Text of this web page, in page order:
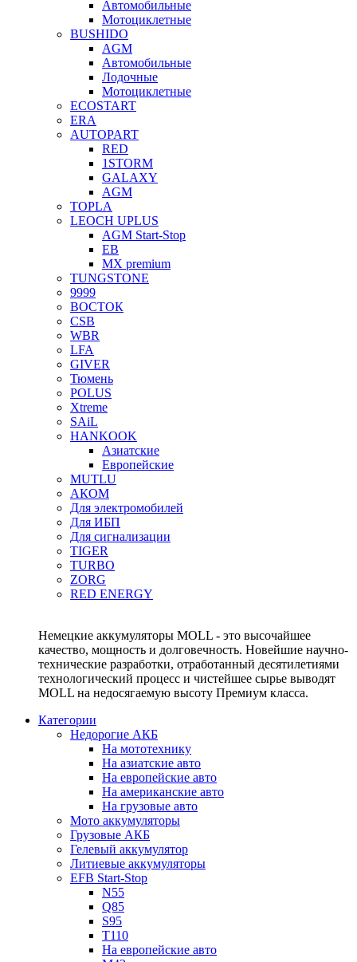
Автомобильные
Мотоциклетные
BUSHIDO
AGM
Автомобильные
Лодочные
Мотоциклетные
ECOSTART
ERA
AUTOPART
RED
1STORM
GALAXY
AGM
TOPLA
LEOCH UPLUS
AGM Start-Stop
EB
MX premium
TUNGSTONE
9999
ВОСТОК
CSB
WBR
LFA
GIVER
Тюмень
POLUS
Xtreme
SAiL
HANKOOK
Азиатские
Европейские
MUTLU
АКОМ
Для электромобилей
Для ИБП
Для сигнализации
TIGER
TURBO
ZORG
RED ENERGY
Немецкие аккумуляторы MOLL - это высочайшее
качество, мощность и долговечность. Новейшие научно-
технические разработки, отработанный десятилетиями
технологический процесс и чистейшее сырье выводят
MOLL на недосягаемую высоту Премиум класса.
Категории
Недорогие АКБ
На мототехнику
На азиатские авто
На европейские авто
На американские авто
На грузовые авто
Мото аккумуляторы
Грузовые АКБ
Гелевый аккумулятор
Литиевые аккумуляторы
EFB Start-Stop
N55
Q85
S95
T110
На европейские авто